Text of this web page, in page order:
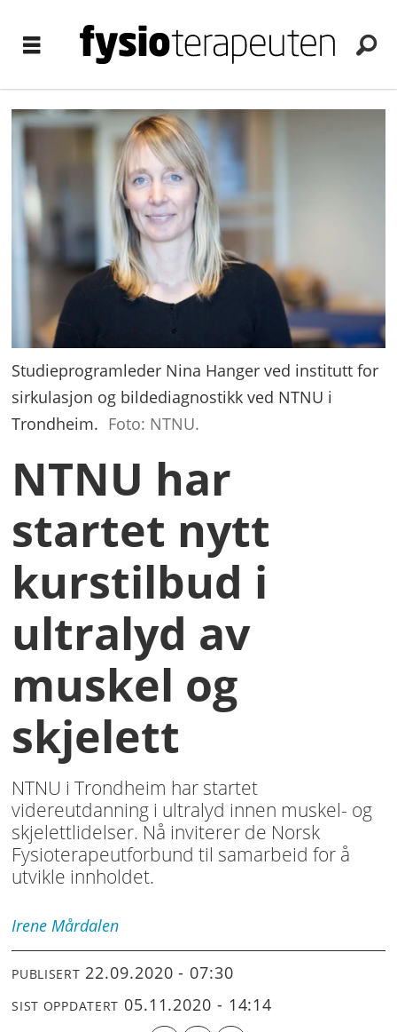
Studieprogramleder Nina Hanger ved institutt for
sirkulasjon og bildediagnostikk ved NTNU i
Trondheim. Foto: NTNU.
NTNU har
startet nytt
kurstilbud i
ultralyd av
muskel og
skjelett
NTNU i Trondheim har startet
videreutdanning i ultralyd innen muskel- og
skjelettlidelser. Nå inviterer de Norsk
Fysioterapeutforbund til samarbeid for å
utvikle innholdet.
Irene Mårdalen
PUBLISERT 22.09.2020 - 07:30
SIST OPPDATERT 05.11.2020 - 14:14